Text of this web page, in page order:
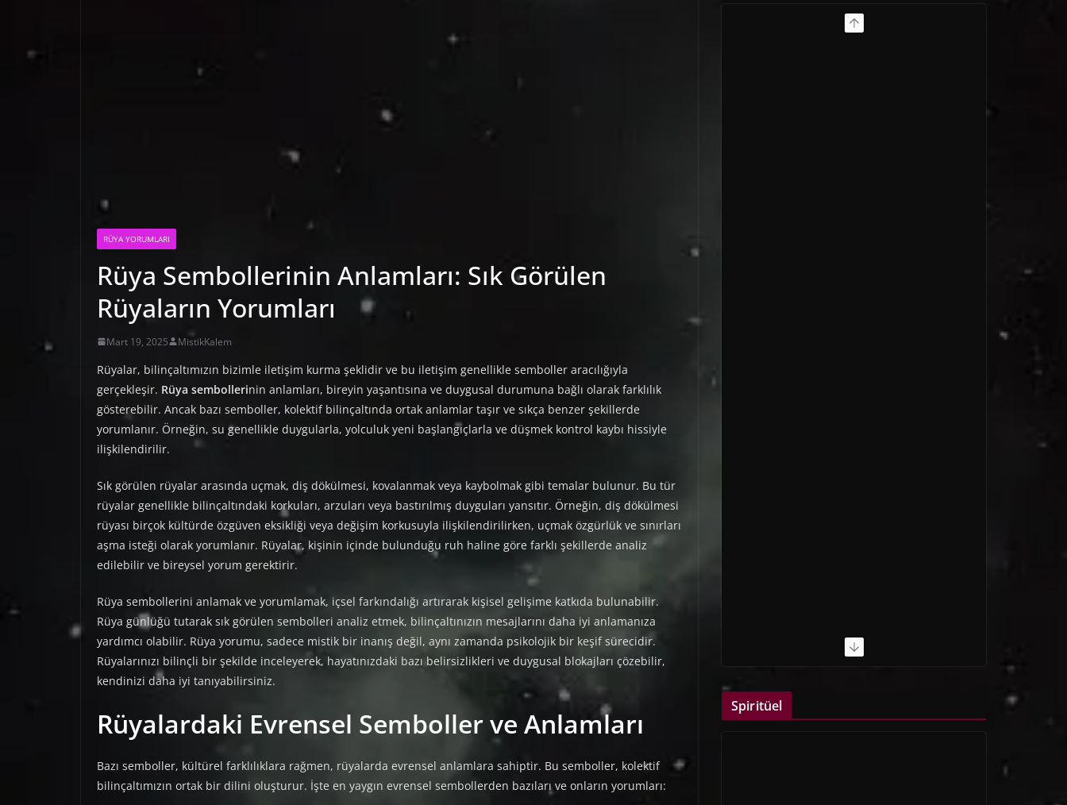
RÜYA YORUMLARI
Rüya Sembollerinin Anlamları: Sık Görülen
Rüyaların Yorumları
Mart 19, 2025 MistikKalem
Rüyalar, bilinçaltımızın bizimle iletişim kurma şeklidir ve bu iletişim genellikle semboller aracılığıyla
gerçekleşir. Rüya sembollerinin anlamları, bireyin yaşantısına ve duygusal durumuna bağlı olarak farklılık
gösterebilir. Ancak bazı semboller, kolektif bilinçaltında ortak anlamlar taşır ve sıkça benzer şekillerde
yorumlanır. Örneğin, su genellikle duygularla, yolculuk yeni başlangıçlarla ve düşmek kontrol kaybı hissiyle
ilişkilendirilir.
Sık görülen rüyalar arasında uçmak, diş dökülmesi, kovalanmak veya kaybolmak gibi temalar bulunur. Bu tür
rüyalar genellikle bilinçaltındaki korkuları, arzuları veya bastırılmış duyguları yansıtır. Örneğin, diş dökülmesi
rüyası birçok kültürde özgüven eksikliği veya değişim korkusuyla ilişkilendirilirken, uçmak özgürlük ve sınırları
aşma isteği olarak yorumlanır. Rüyalar, kişinin içinde bulunduğu ruh haline göre farklı şekillerde analiz
edilebilir ve bireysel yorum gerektirir.
Rüya sembollerini anlamak ve yorumlamak, içsel farkındalığı artırarak kişisel gelişime katkıda bulunabilir.
Rüya günlüğü tutarak sık görülen sembolleri analiz etmek, bilinçaltınızın mesajlarını daha iyi anlamanıza
yardımcı olabilir. Rüya yorumu, sadece mistik bir inanış değil, aynı zamanda psikolojik bir keşif sürecidir.
Rüyalarınızı bilinçli bir şekilde inceleyerek, hayatınızdaki bazı belirsizlikleri ve duygusal blokajları çözebilir,
kendinizi daha iyi tanıyabilirsiniz.
Rüyalardaki Evrensel Semboller ve Anlamları
Bazı semboller, kültürel farklılıklara rağmen, rüyalarda evrensel anlamlara sahiptir. Bu semboller, kolektif
bilinçaltımızın ortak bir dilini oluşturur. İşte en yaygın evrensel sembollerden bazıları ve onların yorumları:
Spiritüel